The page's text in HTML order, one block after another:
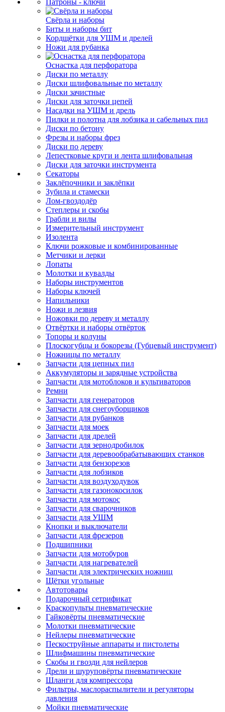
Патроны - ключи
Свёрла и наборы
Биты и наборы бит
Кордщётки для УШМ и дрелей
Ножи для рубанка
Оснастка для перфоратора
Диски по металлу
Диски шлифовальные по металлу
Диски зачистные
Диски для заточки цепей
Насадки на УШМ и дрель
Пилки и полотна для лобзика и сабельных пил
Диски по бетону
Фрезы и наборы фрез
Диски по дереву
Лепестковые круги и лента шлифовальная
Диски для заточки инструмента
Секаторы
Заклёпочники и заклёпки
Зубила и стамески
Лом-гвоздодёр
Степлеры и скобы
Грабли и вилы
Измерительный инструмент
Изолента
Ключи рожковые и комбинированные
Метчики и лерки
Лопаты
Молотки и кувалды
Наборы инструментов
Наборы ключей
Напильники
Ножи и лезвия
Ножовки по дереву и металлу
Отвёртки и наборы отвёрток
Топоры и колуны
Плоскогубцы и бокорезы (Губцевый инструмент)
Ножницы по металлу
Запчасти для цепных пил
Аккумуляторы и зарядные устройства
Запчасти для мотоблоков и культиваторов
Ремни
Запчасти для генераторов
Запчасти для снегоуборщиков
Запчасти для рубанков
Запчасти для моек
Запчасти для дрелей
Запчасти для зернодробилок
Запчасти для деревообрабатывающих станков
Запчасти для бензорезов
Запчасти для лобзиков
Запчасти для воздуходувок
Запчасти для газонокосилок
Запчасти для мотокос
Запчасти для сварочников
Запчасти для УШМ
Кнопки и выключатели
Запчасти для фрезеров
Подшипники
Запчасти для мотобуров
Запчасти для нагревателей
Запчасти для электрических ножниц
Щётки угольные
Автотовары
Подарочный сетрификат
Краскопульты пневматические
Гайковёрты пневматические
Молотки пневматические
Нейлеры пневматические
Пескоструйные аппараты и пистолеты
Шлифмашины пневматические
Скобы и гвозди для нейлеров
Дрели и шуруповёрты пневматические
Шланги для компрессора
Фильтры, маслораспылители и регуляторы
давления
Мойки пневматические